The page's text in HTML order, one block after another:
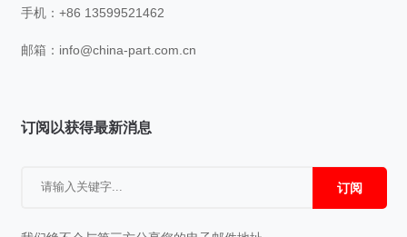
手机：+86 13599521462
邮箱： info@china-part.com.cn
订阅以获得最新消息
订阅